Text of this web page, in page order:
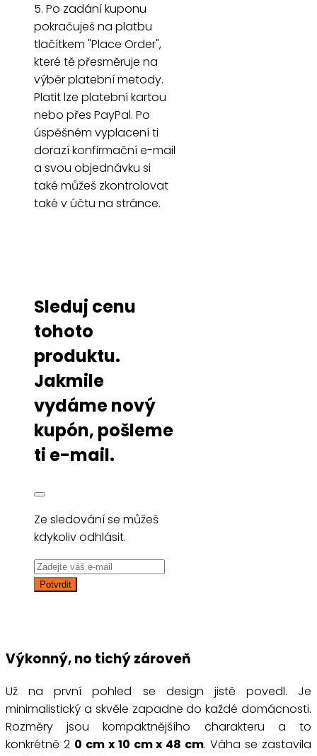
5. Po zadání kuponu
pokračuješ na platbu
tlačítkem "Place Order",
které tě přesměruje na
výběr platební metody.
Platit lze platební kartou
nebo přes PayPal. Po
úspěšném vyplacení ti
dorazí konfirmační e-mail
a svou objednávku si
také můžeš zkontrolovat
také v účtu na stránce.
Sleduj cenu
tohoto
produktu.
Jakmile
vydáme nový
kupón, pošleme
ti e-mail.
Ze sledování se můžeš
kdykoliv odhlásit.
Výkonný, no tichý zároveň
Už na první pohled se design jistě povedl. Je
minimalistický a skvěle zapadne do každé domácnosti.
Rozměry jsou kompaktnějšího charakteru a to
konkrétně 2 0 cm x 10 cm x 48 cm. Váha se zastavila